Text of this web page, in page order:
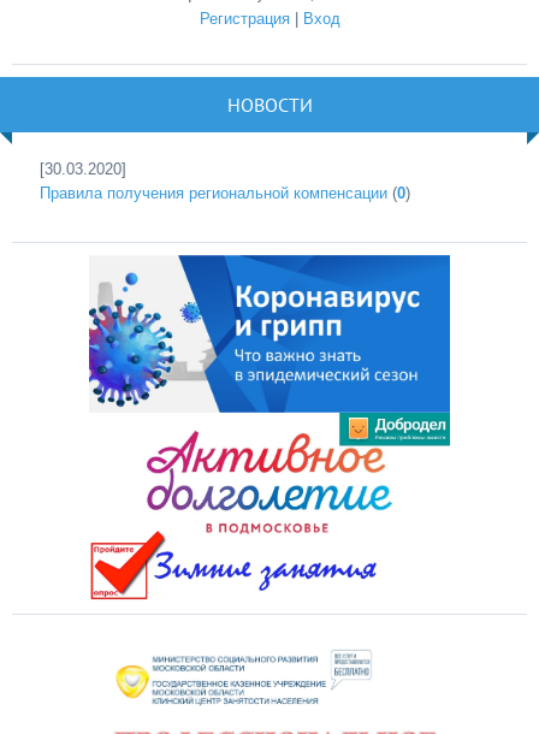
Регистрация| Вход
НОВОСТИ
[30.03.2020]
Правила получения региональной компенсации (0)